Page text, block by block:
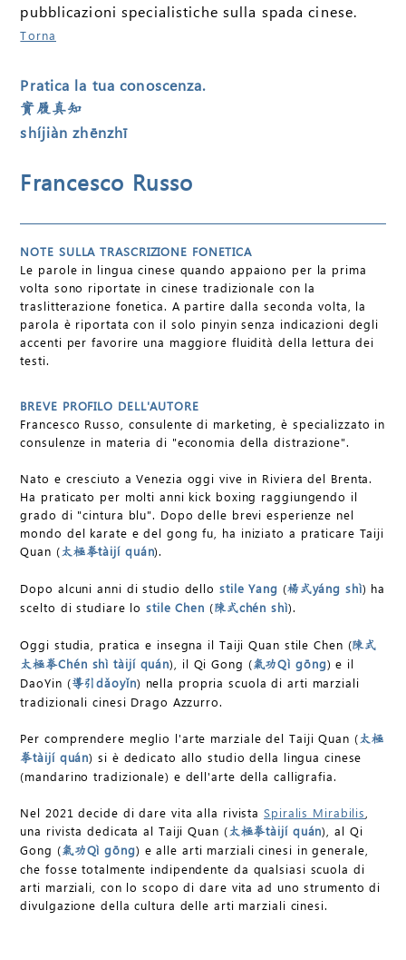
pubblicazioni specialistiche sulla spada cinese.
Torna
Pratica la tua conoscenza.
實履真知
shíjiàn zhēnzhī
Francesco Russo
NOTE SULLA TRASCRIZIONE FONETICA
Le parole in lingua cinese quando appaiono per la prima
volta sono riportate in cinese tradizionale con la
traslitterazione fonetica. A partire dalla seconda volta, la
parola è riportata con il solo pinyin senza indicazioni degli
accenti per favorire una maggiore fluidità della lettura dei
testi.
BREVE PROFILO DELL'AUTORE
Francesco Russo, consulente di marketing, è specializzato in
consulenze in materia di "economia della distrazione".
Nato e cresciuto a Venezia oggi vive in Riviera del Brenta.
Ha praticato per molti anni kick boxing raggiungendo il
grado di "cintura blu". Dopo delle brevi esperienze nel
mondo del karate e del gong fu, ha iniziato a praticare Taiji
Quan (太極拳tàijí quán).
Dopo alcuni anni di studio dello stile Yang (楊式yáng shì) ha
scelto di studiare lostile Chen (陳式chén shì).
Oggi studia, pratica e insegna il Taiji Quan stile Chen (陳式
太極拳Chén shì tàijí quán), il Qi Gong (氣功Qì gōng) e il
DaoYin (導引dǎoyǐn) nella propria scuola di arti marziali
tradizionali cinesi Drago Azzurro.
Per comprendere meglio l'arte marziale del Taiji Quan (太極
拳tàijí quán) si è dedicato allo studio della lingua cinese
(mandarino tradizionale) e dell'arte della calligrafia.
Nel 2021 decide di dare vita alla rivistaSpiralis Mirabilis,
una rivista dedicata al Taiji Quan (太極拳tàijí quán), al Qi
Gong (氣功Qì gōng) e alle arti marziali cinesi in generale,
che fosse totalmente indipendente da qualsiasi scuola di
arti marziali, con lo scopo di dare vita ad uno strumento di
divulgazione della cultura delle arti marziali cinesi.